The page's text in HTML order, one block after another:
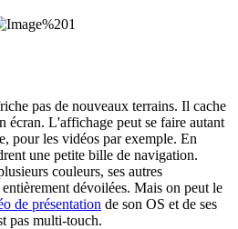
pas de nouveaux terrains. Il cache
écran. L'affichage peut se faire autant
pour les vidéos par exemple. En
une petite bille de navigation.
couleurs, ses autres
dévoilées. Mais on peut le
de présentation de son OS et de ses
pas multi-touch.